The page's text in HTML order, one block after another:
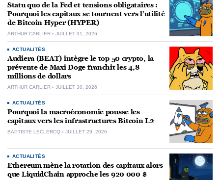
Statu quo de la Fed et tensions obligataires :
Pourquoi les capitaux se tournent vers l’utilité
de Bitcoin Hyper (HYPER)
ARTHUR CARLIER JUILLET 31, 2026
ACTUALITÉS
Audiera (BEAT) intègre le top 50 crypto, la
prévente de Maxi Doge franchit les 4,8
millions de dollars
ARTHUR CARLIER JUILLET 30, 2026
ACTUALITÉS
Pourquoi la macroéconomie pousse les
capitaux vers les infrastructures Bitcoin L2
BAPTISTE LECLERCQ JUILLET 29, 2026
ACTUALITÉS
Ethereum mène la rotation des capitaux alors
que LiquidChain approche les 920 000 $